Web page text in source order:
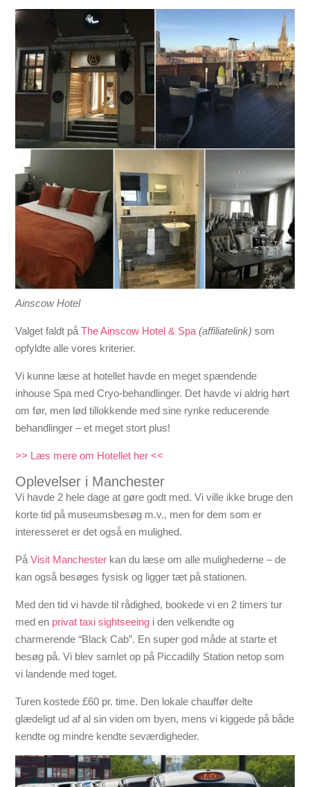
Ainscow Hotel
Valget faldt påThe Ainscow Hotel & Spa (affiliatelink)som
opfyldte alle vores kriterier.
Vi kunne læse at hotellet havde en meget spændende
inhouse Spa med Cryo-behandlinger. Det havde vi aldrig hørt
om før, men lød tillokkende med sine rynke reducerende
behandlinger – et meget stort plus!
>> Læs mere om Hotellet her <<
Oplevelser i Manchester
Vi havde 2 hele dage at gøre godt med. Vi ville ikke bruge den
korte tid på museumsbesøg m.v., men for dem som er
interesseret er det også en mulighed.
PåVisit Manchester kan du læse om alle mulighederne – de
kan også besøges fysisk og ligger tæt på stationen.
Med den tid vi havde til rådighed, bookede vi en 2 timers tur
med en privat taxi sightseeing i den velkendte og
charmerende “Black Cab”. En super god måde at starte et
besøg på. Vi blev samlet op på Piccadilly Station netop som
vi landende med toget.
Turen kostede £60 pr. time. Den lokale chauffør delte
glædeligt ud af al sin viden om byen, mens vi kiggede på både
kendte og mindre kendte seværdigheder.